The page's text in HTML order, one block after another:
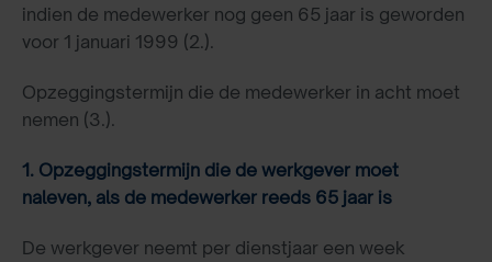
indien de medewerker nog geen 65 jaar is geworden
voor 1 januari 1999 (2.).
Opzeggingstermijn die de medewerker in acht moet
nemen (3.).
1. Opzeggingstermijn die de werkgever moet
naleven, als de medewerker reeds 65 jaar is
De werkgever neemt per dienstjaar een week